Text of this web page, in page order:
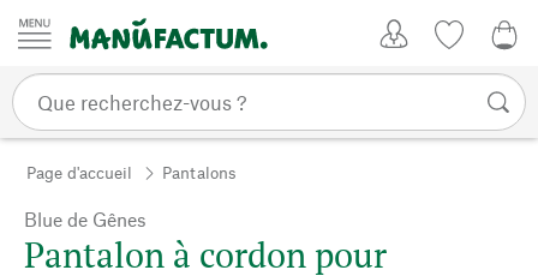
Passer au contenu
Page d'accueil Pantalons
Blue de Gênes
Pantalon à cordon pour